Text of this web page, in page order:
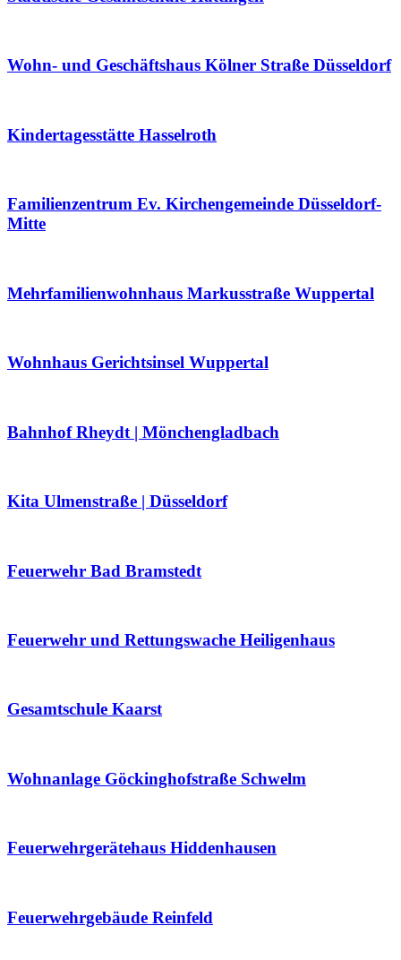
Wohn- und Geschäftshaus Kölner Straße Düsseldorf
Kindertagesstätte Hasselroth
Familienzentrum Ev. Kirchengemeinde Düsseldorf-
Mitte
Mehrfamilienwohnhaus Markusstraße Wuppertal
Wohnhaus Gerichtsinsel Wuppertal
Bahnhof Rheydt | Mönchengladbach
Kita Ulmenstraße | Düsseldorf
Feuerwehr Bad Bramstedt
Feuerwehr und Rettungswache Heiligenhaus
Gesamtschule Kaarst
Wohnanlage Göckinghofstraße Schwelm
Feuerwehrgerätehaus Hiddenhausen
Feuerwehrgebäude Reinfeld